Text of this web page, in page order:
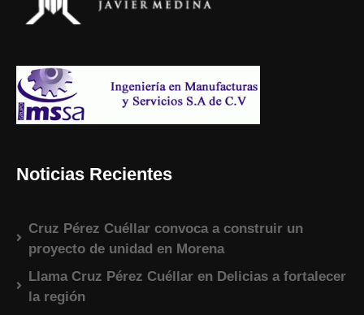
Noticias Recientes
Cruz Pérez Cuéllar convoca a construir un
proyecto de unidad en Morena
Llama Cruz Pérez Cuéllar en Delicias a fortalecer
la región